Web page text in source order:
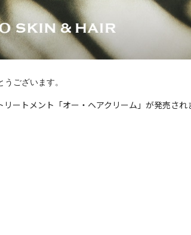
ございます。
ートメント「オー・ヘアクリーム」が発売され